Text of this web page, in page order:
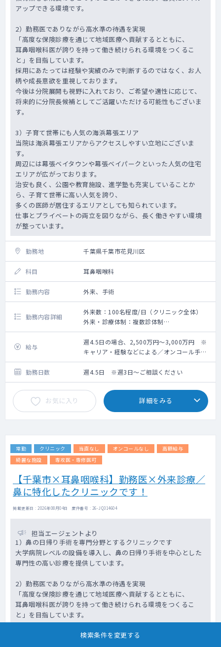
アップできる環境です。
2）勤務医でありながら高水準の待遇を実現
「高度な保険診療を通じて地域医療へ貢献するとともに、
耳鼻咽喉科医が誇りを持って働き続けられる環境をつくるこ
と」を目指しています。
採用にあたっては経験や実績のみで判断するのではなく、お人
柄や成長意欲を重視しております。
今後は分院展開も視野に入れており、ご希望や適性に応じて、
将来的に分院長候補としてご活躍いただける可能性もございま
す。
3）子育て世帯にも人気の海浜幕張エリア
当院は海浜幕張エリアからアクセスしやすい立地にございま
す。
周辺には幕張ベイタウンや幕張ベイパークといった人気の住宅
エリアが広がっております。
治安も良く、公園や教育施設、進学塾も充実していることか
ら、子育て世帯に高い人気を誇り、
多くの医師が居住するエリアとしても知られています。
仕事とプライベートの両立を図りながら、長く働きやすい環境
が整っています。
勤務地 千葉県千葉市花見川区
科目 耳鼻咽喉科
勤務内容 外来、手術
勤務内容詳細
外来数：100名程度/日（クリニック全体）
外来・診療体制：複数診体制
手術件数：年5,000件程度（クリニック全
体）
手術枠：（午前）3件（午後）2件
常勤医師1名（院長）・非常勤医師複数名体制
です。
鼻の日帰り手術に強みに診療を行っており、
日本全国から患者様が来院されます。
完全予約制で、耳や喉の患者様はほぼいらっ
しゃいません。
給与
週4.5日の場合、2,500万円～3,000万円 ※
キャリア・経験などによる／オンコール手当
を含む
勤務日数
週4.5日 ※週3日～ご相談ください
お気に入り 詳細をみる
常勤 クリニック 当直なし オンコールなし
高額給与
綺麗な施設
専攻医・専修医可
【千葉市×耳鼻咽喉科】勤務医×外来診療／
鼻に特化したクリニックです！
掲載更新日 : 2026年08月04日 案件番号 : 26-JQ314604
担当エージェントより
1）鼻の日帰り手術を専門分野とするクリニックです
大学病院レベルの設備を導入し、鼻の日帰り手術を中心とした
専門性の高い診療を提供しています。
2）勤務医でありながら高水準の待遇を実現
「高度な保険診療を通じて地域医療へ貢献するとともに、
耳鼻咽喉科医が誇りを持って働き続けられる環境をつくるこ
と」を目指しています。
採用にあたっては経験や実績のみで判断するのではなく、お人
柄や成長意欲を重視しております。
検索条件を変更する